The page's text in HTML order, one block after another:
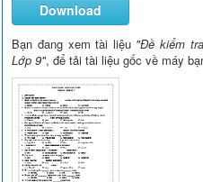
Download
Bạn đang xem tài liệu "Đề kiểm
Lớp 9", để tải tài liệu gốc về máy